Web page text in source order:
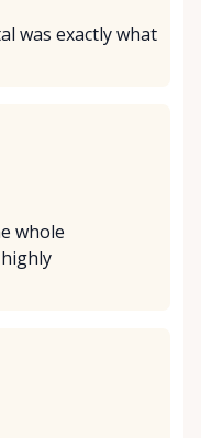
was exactly what
whole